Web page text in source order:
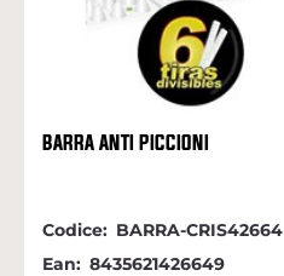
BARRA ANTI PICCIONI
Codice: BARRA-CRIS42664
Ean: 8435621426649